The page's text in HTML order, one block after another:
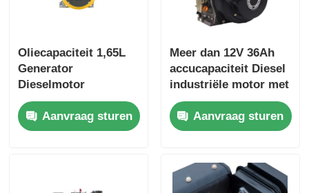
Oliecapaciteit 1,65L
Generator
Dieselmotor
Luchtgekoelde Motor
Type Nominaal
vermogen 6KW Zware
Aanvraag sturen
Meer dan 12V 36Ah
accucapaciteit Diesel
industriële motor met
een totale afmeting
van 420×440×495 mm
voor industriële
Aanvraag sturen